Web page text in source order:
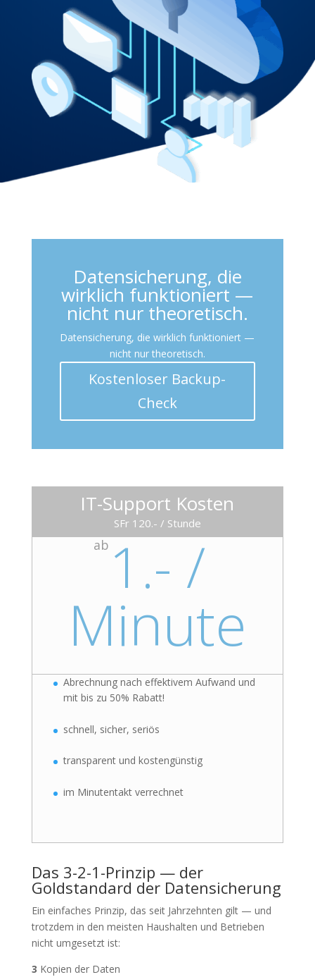
Datensicherung, die
wirklich funktioniert —
nicht nur theoretisch.
Datensicherung, die wirklich funktioniert —
nicht nur theoretisch.
Kostenloser Backup-
Check
IT-Support Kosten
SFr 120.- / Stunde
ab 1.- /
Minute
Abrechnung nach effektivem Aufwand und
mit bis zu 50% Rabatt!
schnell, sicher, seriös
transparent und kostengünstig
im Minutentakt verrechnet
Das 3-2-1-Prinzip — der
Goldstandard der Datensicherung
Ein einfaches Prinzip, das seit Jahrzehnten gilt — und
trotzdem in den meisten Haushalten und Betrieben
nicht umgesetzt ist:
3 Kopien der Daten